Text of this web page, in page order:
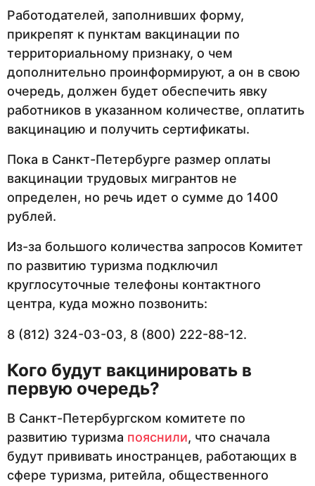
Работодателей, заполнивших форму,
прикрепят к пунктам вакцинации по
территориальному признаку, о чем
дополнительно проинформируют, а он в свою
очередь, должен будет обеспечить явку
работников в указанном количестве, оплатить
вакцинацию и получить сертификаты.
Пока в Санкт-Петербурге размер оплаты
вакцинации трудовых мигрантов не
определен, но речь идет о сумме до 1400
рублей.
Из-за большого количества запросов Комитет
по развитию туризма подключил
круглосуточные телефоны контактного
центра, куда можно позвонить:
8 (812) 324-03-03, 8 (800) 222-88-12.
Кого будут вакцинировать в
первую очередь?
В Санкт-Петербургском комитете по
развитию туризма пояснили, что сначала
будут прививать иностранцев, работающих в
сфере туризма, ритейла, общественного